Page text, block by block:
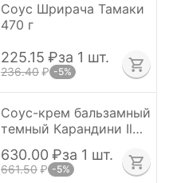
Соус Шрирача Тамаки
470 г
225.15 ₽за 1 шт.
236.40₽ -5%
Соус-крем бальзамный
темный Карандини Il
Torrione 500 г
630.00 ₽за 1 шт.
661.50₽ -5%